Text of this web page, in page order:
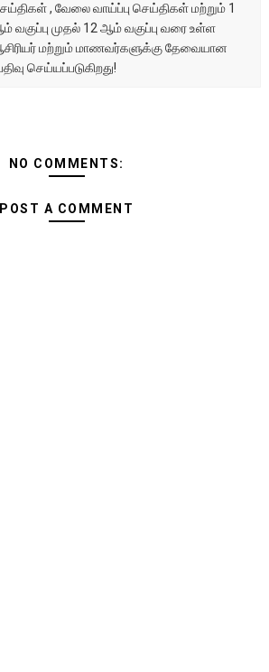
, வேலை வாய்ப்பு செய்திகள் மற்றும் 1
வகுப்பு முதல் 12 ஆம் வகுப்பு வரை உள்ள
மற்றும் மாணவர்களுக்கு தேவையான
செய்யப்படுகிறது!
NO COMMENTS:
POST A COMMENT